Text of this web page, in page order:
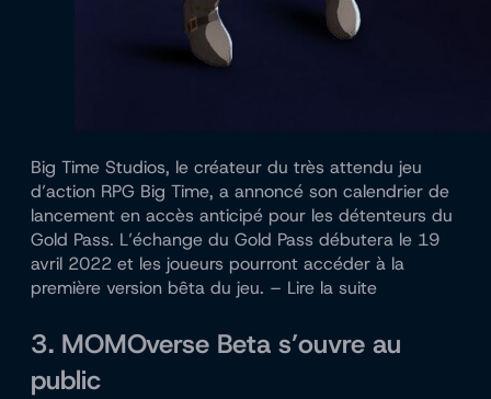
Big Time Studios, le créateur du très attendu jeu
d’action RPG Big Time, a annoncé son calendrier de
lancement en accès anticipé pour les détenteurs du
Gold Pass. L’échange du Gold Pass débutera le 19
avril 2022 et les joueurs pourront accéder à la
première version bêta du jeu. – Lire la suite
3. MOMOverse Beta s’ouvre au
public